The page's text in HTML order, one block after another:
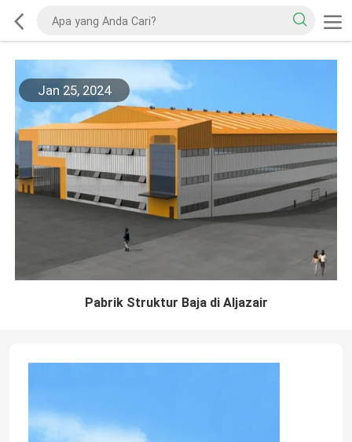
Jan 25, 2024
Pabrik Struktur Baja di Aljazair